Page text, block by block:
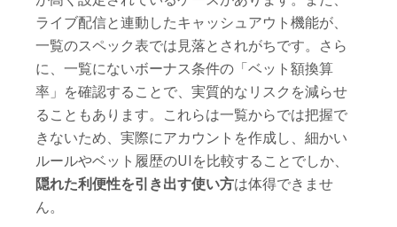
ライブ配信と連動したキャッシュアウト機能が、
一覧のスペック表では見落とされがちです。さら
に、一覧にないボーナス条件の「ベット額換算
率」を確認することで、実質的なリスクを減らせ
ることもあります。これらは一覧からでは把握で
きないため、実際にアカウントを作成し、細かい
ルールやベット履歴のUIを比較することでしか、
隠れた利便性を引き出す使い方は体得できませ
ん。